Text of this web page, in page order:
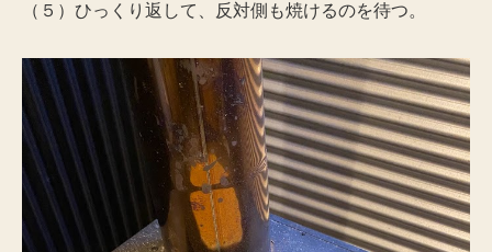
（５）ひっくり返して、反対側も焼けるのを待つ。